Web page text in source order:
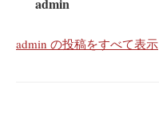
admin の投稿をすべて表示